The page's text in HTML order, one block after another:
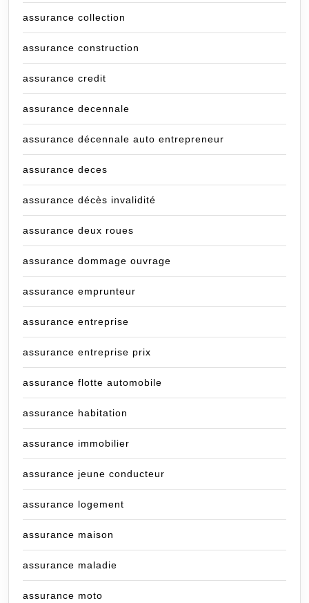
assurance collection
assurance construction
assurance credit
assurance decennale
assurance décennale auto entrepreneur
assurance deces
assurance décès invalidité
assurance deux roues
assurance dommage ouvrage
assurance emprunteur
assurance entreprise
assurance entreprise prix
assurance flotte automobile
assurance habitation
assurance immobilier
assurance jeune conducteur
assurance logement
assurance maison
assurance maladie
assurance moto